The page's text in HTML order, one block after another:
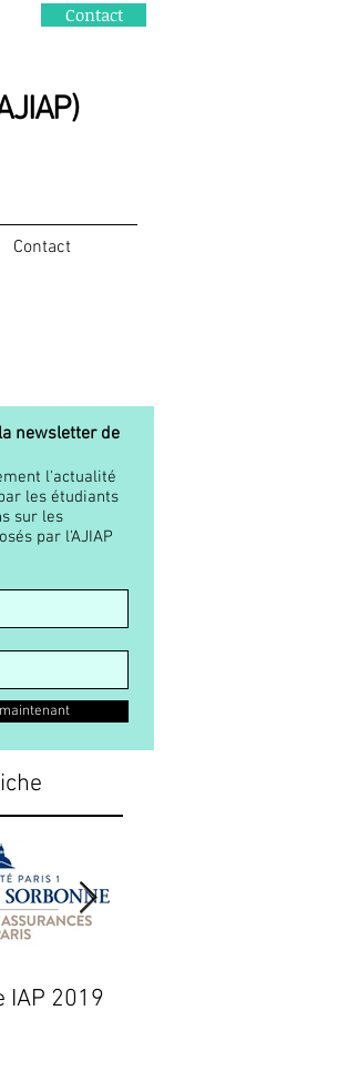
Contact
Contact
newsletter de
l'actualité
les étudiants
sur les
par l'AJIAP
IAP 2019